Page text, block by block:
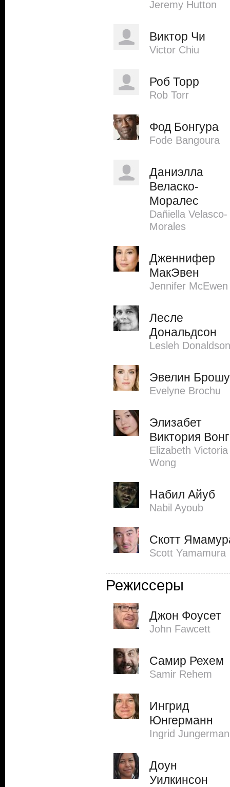
Jeremy Hutton
Виктор Чи
Victor Chiu
Роб Торр
Rob Torr
Фод Бонгура
Fode Bangoura
Даниэлла
Веласко-
Моралес
Dañiella Velasco-
Morales
Дженнифер
МакЭвен
Jennifer McEwen
Лесле
Дональдсон
Lesleh Donaldson
Эвелин Брошу
Evelyne Brochu
Элизабет
Виктория Вонг
Elizabeth Victoria
Wong
Набил Айуб
Nabil Ayoub
Скотт
Scott Yamamura
Режиссеры
Джон Фоусет
John Fawcett
Самир Рехем
Samir Rehem
Ингрид
Юнгерманн
Ingrid
Доун
Уилкинсон